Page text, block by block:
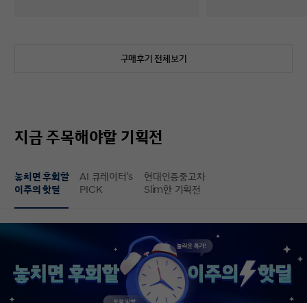
보면 예상과 달라서 후회했다는 이야기도
제공돼서 불안감이 많이 줄었다는
상태가 더 좋아서 만족도가 높았습니다.
중고차지만 관리가 잘 된 차량이라는
느낌이 확실히 들었습니다. 무엇보다
좋았던 건 ‘중고차인데도 걱정이 거의
없었다’는 점입니다. 차를 잘 모르는 사람
입장에서는 어디를 봐야 할지부터
막막한데, 그런 부담이 많이 줄었습니다.
온라인으로 비교하고 구매까지 진행할 수
있어서 시간적으로도 편했고, 직장인
도착해 기분 좋게 차를
완벽한 경험이었습니
고민하는 사람 있으면
현대인증중고차 추천
차량 보내주셔서 감사
구매후기 전체보기
지금 주목해야할 기획전
놓치면 후회할
이주의 핫딜
AI 큐레이터's
PICK
현대인증중고차
Slim한 기획전